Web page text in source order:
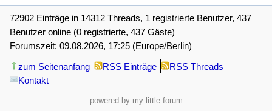
72902 Einträge in 14312 Threads, 1 registrierte Benutzer, 437
Benutzer online (0 registrierte, 437 Gäste)
Forumszeit: 09.08.2026, 17:25 (Europe/Berlin)
zum Seitenanfang RSS Einträge
RSS Threads
Kontakt
powered by my little forum